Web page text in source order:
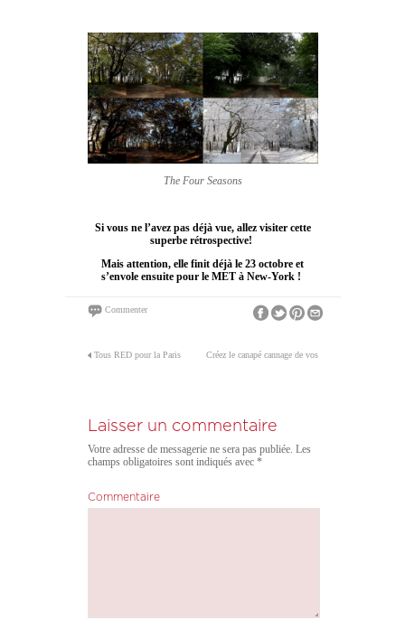
The Four Seasons
Si vous ne l’avez pas déjà vue, allez visiter cette
superbe rétrospective!
Mais attention, elle finit déjà le 23 octobre et
s’envole ensuite pour le MET à New-York !
Commenter
Tous RED pour la Paris Créez le canapé cannage de vos
Laisser un commentaire
Votre adresse de messagerie ne sera pas publiée. Les
champs obligatoires sont indiqués avec *
Commentaire